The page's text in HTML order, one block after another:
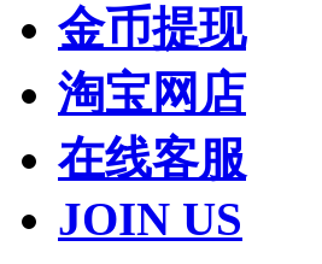
金币提现
淘宝网店
在线客服
JOIN US